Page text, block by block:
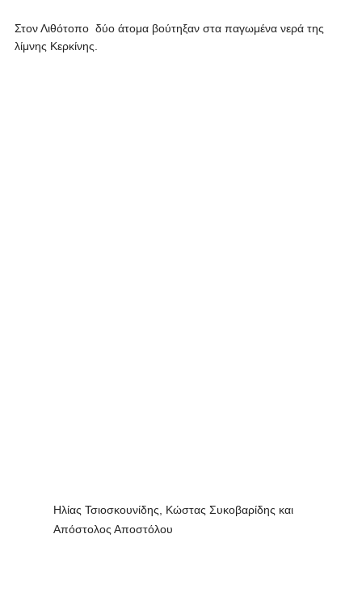
Στον Λιθότοπο δύο άτομα βούτηξαν στα παγωμένα νερά της
λίμνης Κερκίνης.
Ηλίας Τσιοσκουνίδης, Κώστας Συκοβαρίδης και
Απόστολος Αποστόλου